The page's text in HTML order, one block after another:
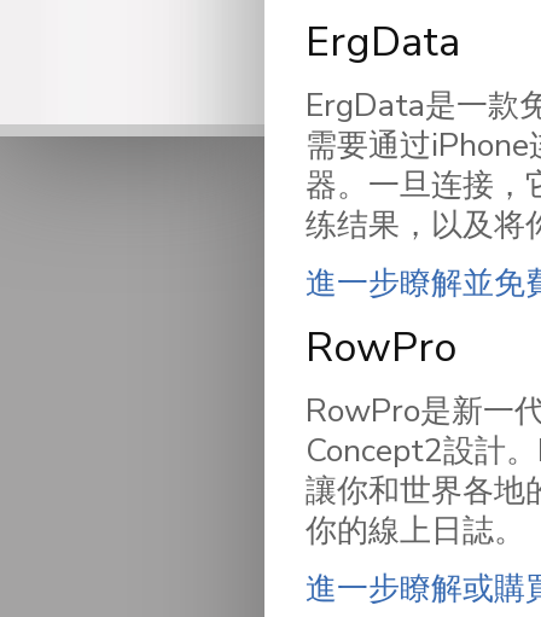
ErgData
ErgData是一款
需要通过
器。一旦连接，
练结果，以及将
進一步瞭解並免
RowPro
RowPro是新一
Concept2設計
讓你和世界各地
你的線上日誌。
進一步瞭解或購